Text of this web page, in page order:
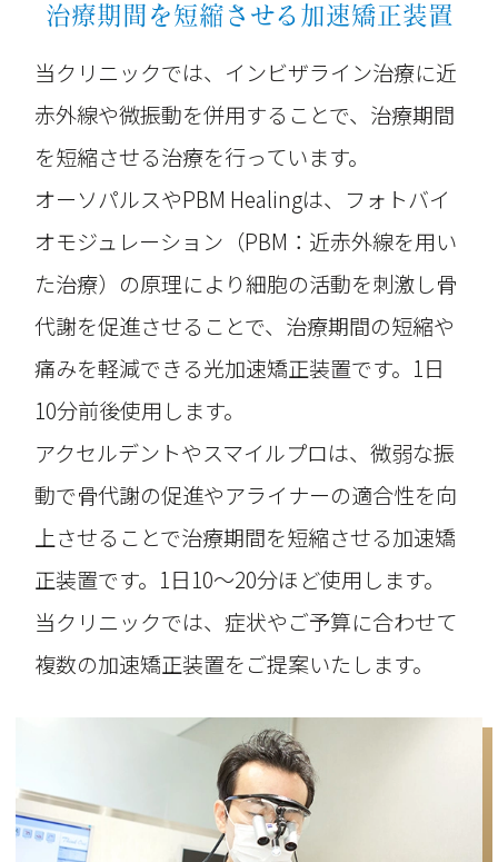
治療期間を短縮させる加速矯正装置
当クリニックでは、インビザライン治療に近
赤外線や微振動を併用することで、治療期間
を短縮させる治療を行っています。
オーソパルスやPBM Healingは、フォトバイ
オモジュレーション（PBM：近赤外線を用い
た治療）の原理により細胞の活動を刺激し骨
代謝を促進させることで、治療期間の短縮や
痛みを軽減できる光加速矯正装置です。1日
10分前後使用します。
アクセルデントやスマイルプロは、微弱な振
動で骨代謝の促進やアライナーの適合性を向
上させることで治療期間を短縮させる加速矯
正装置です。1日10～20分ほど使用します。
当クリニックでは、症状やご予算に合わせて
複数の加速矯正装置をご提案いたします。